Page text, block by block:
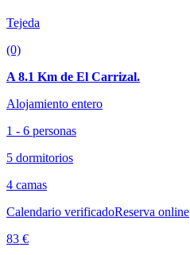
Tejeda
(0)
A 8.1 Km de El Carrizal.
Alojamiento entero
1 - 6 personas
5 dormitorios
4 camas
Calendario verificadoReserva online
83 €